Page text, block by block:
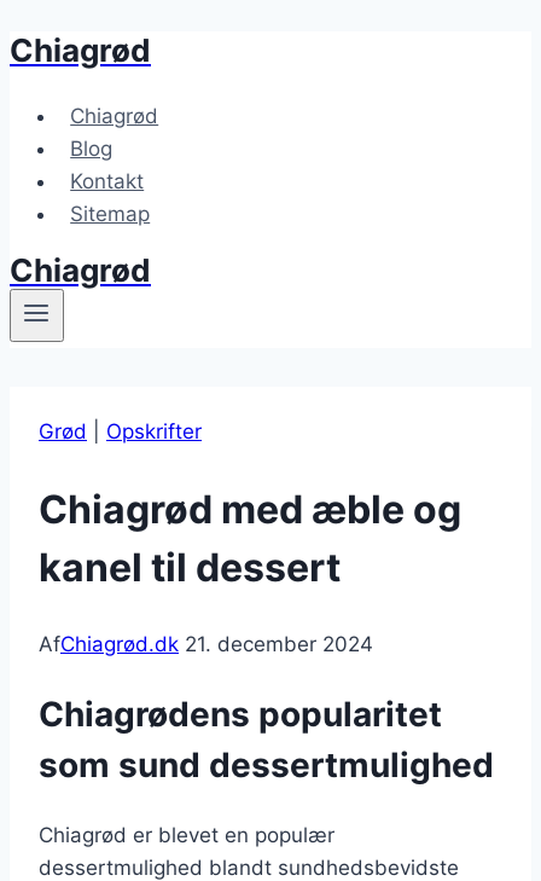
Fortsæt
indhold
Chiagrød
Chiagrød
Blog
Kontakt
Sitemap
Chiagrød
Grød Opskrifter
Chiagrød med æble og
kanel til dessert
AfChiagrød.dk 21. december 2024
Chiagrødens popularitet
som sund dessertmulighed
Chiagrød er blevet en populær
dessertmulighed blandt sundhedsbevidste